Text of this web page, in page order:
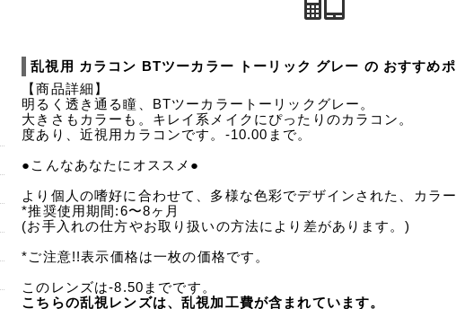
乱視用 カラコン BTツーカラー トーリック グレー の おすすめポ
【商品詳細】
明るく透き通る瞳、BTツーカラートーリックグレー。
大きさもカラーも。キレイ系メイクにぴったりのカラコン。
度あり、近視用カラコンです。-10.00まで。
●こんなあなたにオススメ●
より個人の嗜好に合わせて、多様な色彩でデザインされた、カラ
*推奨使用期間:6〜8ヶ月
(お手入れの仕方やお取り扱いの方法により差があります。)
*ご注意!!表示価格は一枚の価格です。
このレンズは-8.50までです。
こちらの乱視レンズは、乱視加工費が含まれています。